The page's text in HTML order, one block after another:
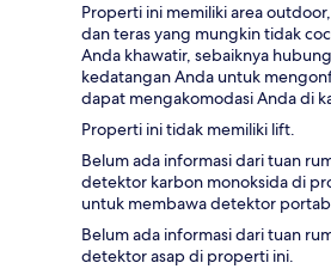
Properti ini memiliki area
dan teras yang mungkin tidak
Anda khawatir, sebaiknya
kedatangan Anda untuk
dapat mengakomodasi Anda di
Properti ini tidak memiliki lift.
Belum ada informasi dari tuan
detektor karbon monoksida di
untuk membawa detektor
Belum ada informasi dari tuan
detektor asap di properti ini.